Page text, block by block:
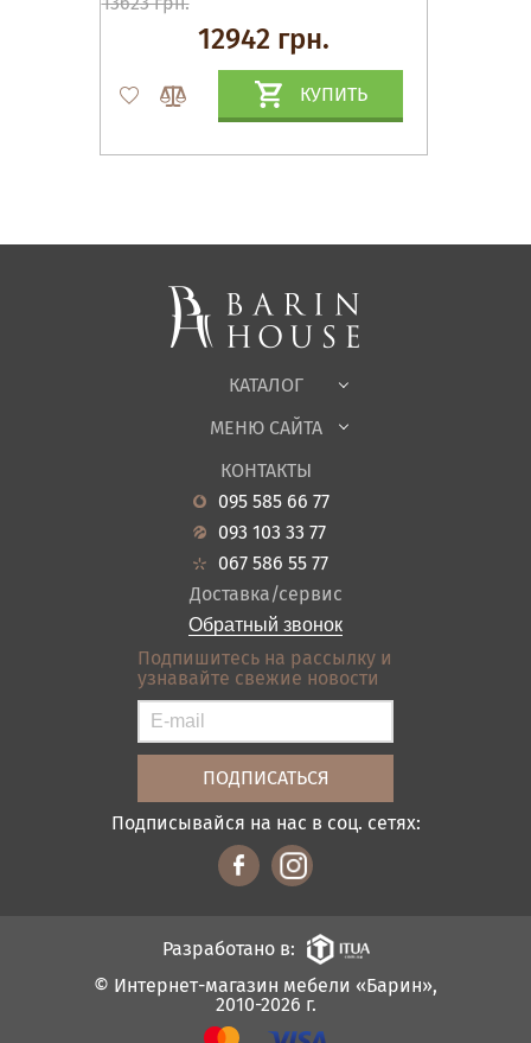
12942 грн.
КУПИТЬ
КАТАЛОГ
Спальни, Кровати
Корпусная мебель
Офисная мебель
Садовая мебель
Гостиная
Кухня
Прихожие
Ванная
Акции
МЕНЮ САЙТА
Новости
Гарантия
Кредит
Оплата и доставка
Отзывы
Контакты
Карта сайта
Условия покупки
КОНТАКТЫ
095 585 66 77
093 103 33 77
067 586 55 77
Доставка/сервис
Обратный звонок
Подпишитесь на рассылку и
узнавайте свежие новости
Подписывайся на нас в соц. сетях:
© Интернет-магазин мебели «Барин»,
2010-2026 г.
Разработано в: